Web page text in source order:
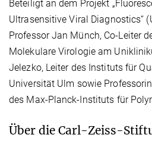
Beteiligt an dem Projekt
Ultrasensitive Viral Diagnostics“
Professor Jan Münch, Co-Leiter
Molekulare Virologie am
Jelezko, Leiter des Instituts für
Universität Ulm sowie
des Max-Planck-Instituts für
Über die Carl-Zeiss-